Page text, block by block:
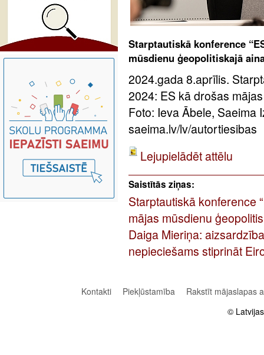
Starptautiskā konference
mūsdienu ģeopolitiskajā
2024.gada 8.aprīlis.
2024: ES kā drošas
Foto: Ieva Ābele, Saeima
saeima.lv/lv/autortiesibas
Lejupielādēt attēlu
Saistītās ziņas:
Starptautiskā konference
mājas mūsdienu
Daiga Mieriņa:
nepieciešams stiprināt
Kontakti Piekļūstamība
Rakstīt mājaslapas
©